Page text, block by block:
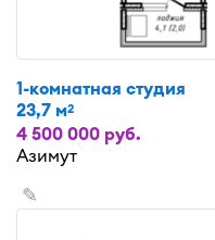
1-комнатная студия
23,7 м2
4 500 000 руб.
Азимут
✎